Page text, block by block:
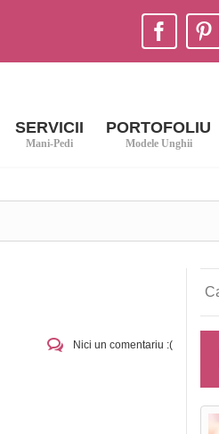
SERVICII
Mani-Pedi
PORTOFOLIU
Modele Unghii
Nici un comentariu :(